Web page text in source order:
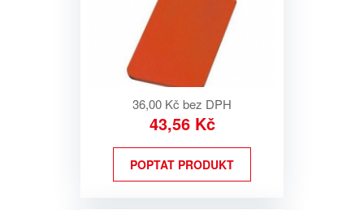
36,00 Kč bez DPH
43,56 Kč
POPTAT PRODUKT